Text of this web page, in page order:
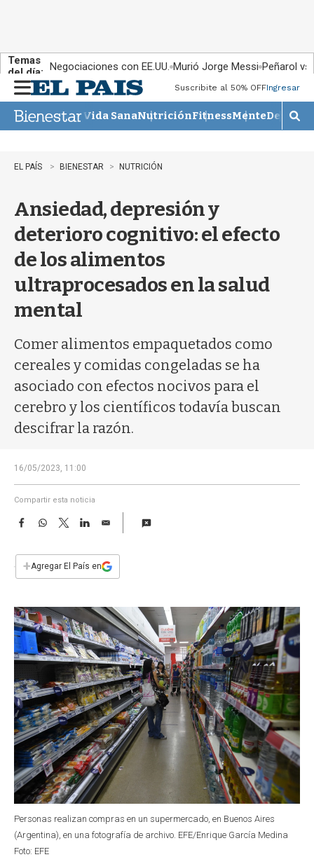
Temas
del día: Negociaciones con EE.UU. Murió Jorge Messi Peñarol
n
u
Suscribite al 50% OFFIngresar
Vida SanaNutriciónFitnessMente
M
o
EL PAÍS BIENESTAR NUTRICIÓN
Ansiedad, depresión y
deterioro cognitivo: el efecto
de los alimentos
ultraprocesados en la salud
mental
Comer alimentos empaquetados como
cereales y comidas congeladas se ha
asociado con efectos nocivos para el
cerebro y los científicos todavía buscan
descifrar la razón.
16/05/2023, 11:00
Compartir esta noticia
F
e
b
k
W
s
p
T
w
t
L
n
E
i
l
+Agregar El País en
Personas realizan compras en un supermercado, en Buenos Aires
(Argentina), en una fotografía de archivo. EFE/Enrique García Medina
Foto: EFE